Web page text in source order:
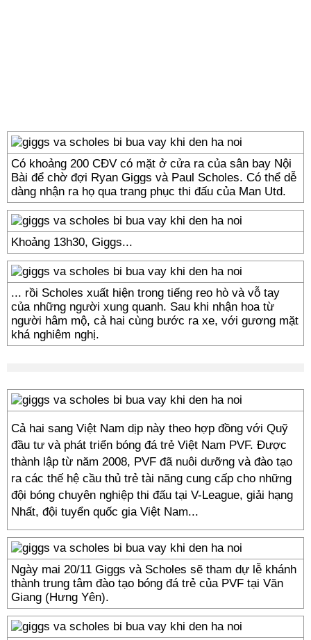
Có khoảng 200 CĐV có mặt ở cửa ra của sân bay Nội
Bài để chờ đợi Ryan Giggs và Paul Scholes. Có thể dễ
dàng nhận ra họ qua trang phục thi đấu của Man Utd.
Khoảng 13h30, Giggs...
... rồi Scholes xuất hiện trong tiếng reo hò và vỗ tay
của những người xung quanh. Sau khi nhận hoa từ
người hâm mộ, cả hai cùng bước ra xe, với gương mặt
khá nghiêm nghị.
Cả hai sang Việt Nam dịp này theo hợp đồng với Quỹ
đầu tư và phát triển bóng đá trẻ Việt Nam PVF. Được
thành lập từ năm 2008, PVF đã nuôi dưỡng và đào tạo
ra các thế hệ cầu thủ trẻ tài năng cung cấp cho những
đội bóng chuyên nghiệp thi đấu tại V-League, giải hạng
Nhất, đội tuyển quốc gia Việt Nam...
Ngày mai 20/11 Giggs và Scholes sẽ tham dự lễ khánh
thành trung tâm đào tạo bóng đá trẻ của PVF tại Văn
Giang (Hưng Yên).